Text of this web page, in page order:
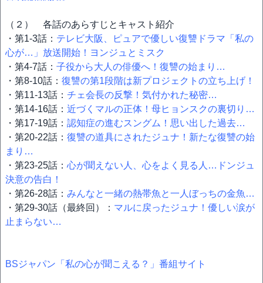
（２） 各話のあらすじとキャスト紹介
・第1-3話： テレビ大阪、ピュアで優しい復讐ドラマ「私の
心が…」放送開始！ヨンジュとミスク
・第4-7話： 子役から大人の俳優へ！復讐の始まり…
・第8-10話： 復讐の第1段階は新プロジェクトの立ち上げ！
・第11-13話： チェ会長の反撃！気付かれた秘密…
・第14-16話： 近づくマルの正体！母ヒョンスクの裏切り…
・第17-19話： 認知症の進むスングム！思い出した過去…
・第20-22話： 復讐の道具にされたジュナ！新たな復讐の始
まり…
・第23-25話： 心が聞えない人、心をよく見る人…ドンジュ
決意の告白！
・第26-28話： みんなと一緒の熱帯魚と一人ぼっちの金魚…
・第29-30話（最終回）： マルに戻ったジュナ！優しい涙が
止まらない…
BSジャパン「私の心が聞こえる？」番組サイト